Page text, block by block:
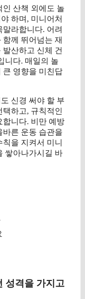
인 산책 외에도 놀
하며, 미니어처
라합니다. 어려
께 뛰어넘는 재
산하고 신체 건
니다. 매일의 놀
큰 영향을 미친답
신경 써야 할 부
하고, 규칙적인
합니다. 비만 예방
바른 운동 습관을
을 지켜서 미니
쌓아나가시길 바
성격을 가지고